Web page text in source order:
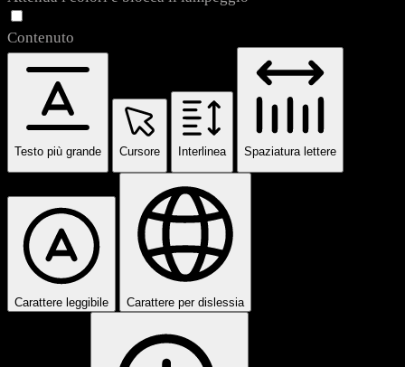
Contenuto
Testo più grande Cursore Interlinea Spaziatura lettere
Carattere leggibile Carattere per dislessia